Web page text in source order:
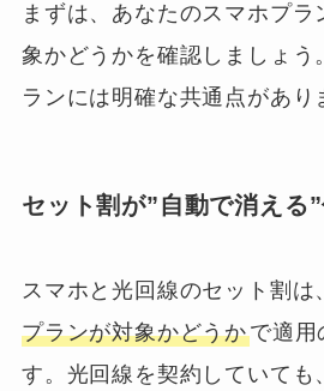
まずは、あなたのスマホプラ
象かどうかを確認しましょう
ランには明確な共通点があり
セット割が”自動で消える
スマホと光回線のセット割は
プランが対象かどうかで適用
す。光回線を契約していても